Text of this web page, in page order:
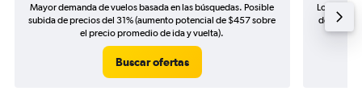
Mayor demanda de vuelos basada en las búsquedas. Posible
subida de precios del 31% (aumento potencial de $457 sobre
el precio promedio de ida y vuelta).
Buscar ofertas
Los
de